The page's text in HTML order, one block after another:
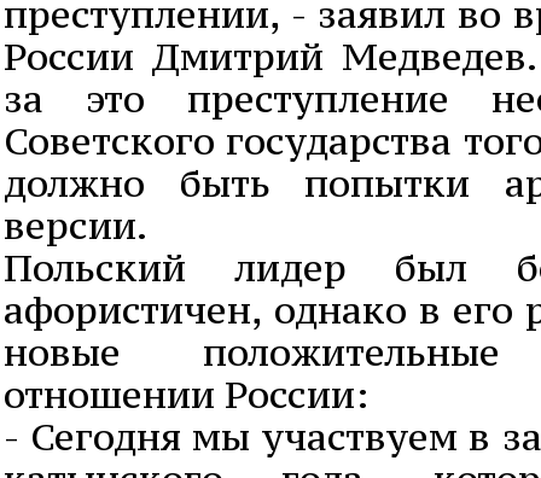
преступлении, - заявил во
России Дмитрий Медведев.
за это преступление
Советского государства
должно быть попытки
версии.
Польский лидер был
афористичен, однако в его
новые
отношении России:
- Сегодня мы участвуем в